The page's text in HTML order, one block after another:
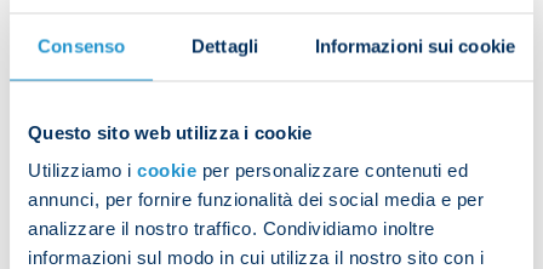
Consenso Dettagli Informazioni sui cookie
Questo sito web utilizza i cookie
Utilizziamo i cookie per personalizzare contenuti ed
annunci, per fornire funzionalità dei social media e per
analizzare il nostro traffico. Condividiamo inoltre
informazioni sul modo in cui utilizza il nostro sito con i
DI LORENZO Giovanni
MINJAE Kim
OLIVERA Mathias